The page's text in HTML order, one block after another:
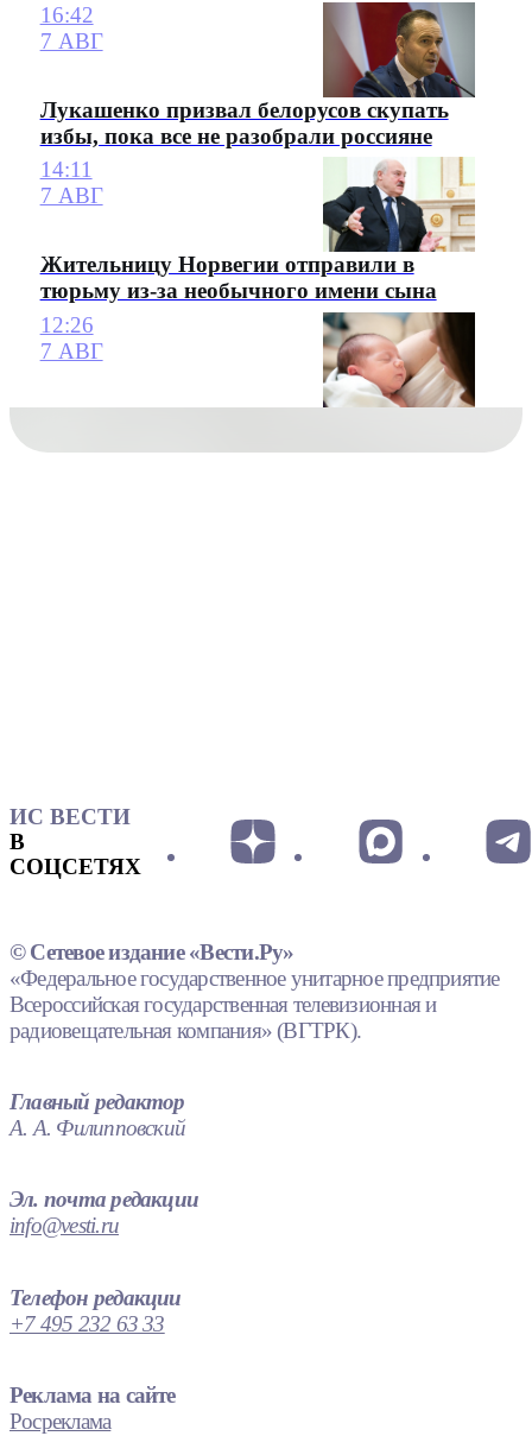
16:42
7 АВГ
Лукашенко призвал белорусов скупать
избы, пока все не разобрали россияне
14:11
7 АВГ
Жительницу Норвегии отправили в
тюрьму из-за необычного имени сына
12:26
7 АВГ
ИС ВЕСТИ
В
СОЦСЕТЯХ
© Сетевое издание «Вести.Ру»
«Федеральное государственное унитарное предприятие
Всероссийская государственная телевизионная и
радиовещательная компания» (ВГТРК).
Главный редактор
А. А. Филипповский
Эл. почта редакции
info@vesti.ru
Телефон редакции
+7 495 232 63 33
Реклама на сайте
Росреклама